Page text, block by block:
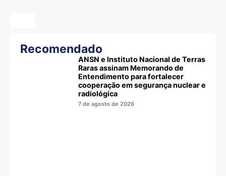
Recomendado
ANSN e Instituto Nacional de Terras
Raras assinam Memorando de
Entendimento para fortalecer
cooperação em segurança nuclear e
radiológica
7 de agosto de 2026